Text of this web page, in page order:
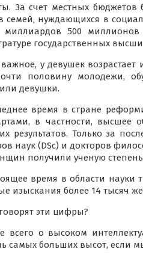
За счет местных бюджетов
семей, нуждающихся в
500 миллионов
государственных
у девушек
половину молодежи,
девушки.
время в стране
в частности, высшее
результатов. Только за
наук (DSc) и докторов
получили ученую
время в области науки
изыскания более 14 тысяч
эти цифры?
всего о высоком
самых больших высот, если